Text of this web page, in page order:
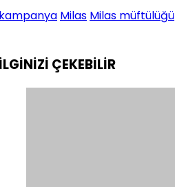
Milas Milas müftülüğü
ÇEKEBİLİR